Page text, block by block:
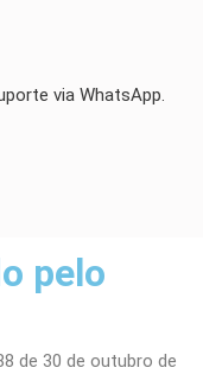
via WhatsApp.
pelo
de 30 de outubro de